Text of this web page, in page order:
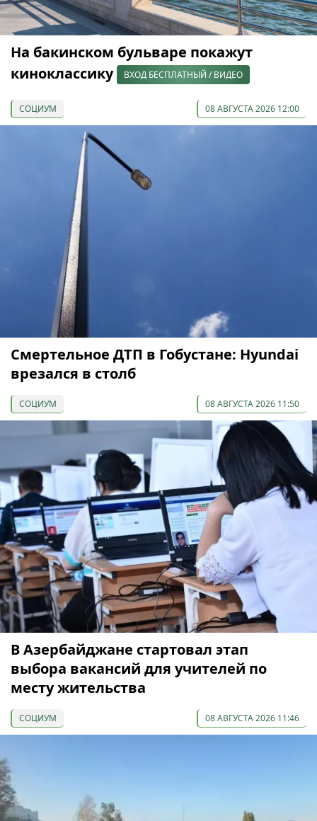
На бакинском бульваре покажут
киноклассику
ВХОД БЕСПЛАТНЫЙ / ВИДЕО
СОЦИУМ 08 АВГУСТА 2026 12:00
Смертельное ДТП в Гобустане: Hyundai
врезался в столб
СОЦИУМ 08 АВГУСТА 2026 11:50
В Азербайджане стартовал этап
выбора вакансий для учителей по
месту жительства
СОЦИУМ 08 АВГУСТА 2026 11:46